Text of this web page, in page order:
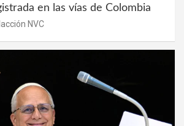
en las vías de Colombia
NVC